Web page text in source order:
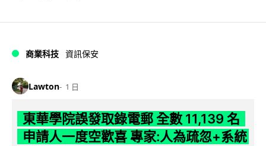
商業科技 資訊保安
Lawton 1 日
東華學院誤發取錄電郵 全數 11,139 名
申請人一度空歡喜 專家:人為疏忽+系統